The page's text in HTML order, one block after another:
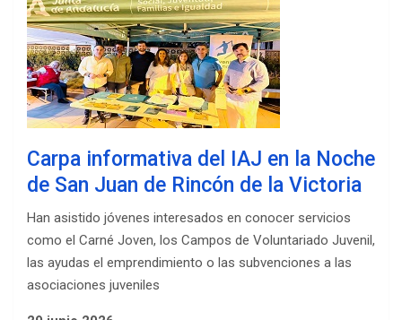
Carpa informativa del IAJ en la Noche
de San Juan de Rincón de la Victoria
Han asistido jóvenes interesados en conocer servicios
como el Carné Joven, los Campos de Voluntariado Juvenil,
las ayudas el emprendimiento o las subvenciones a las
asociaciones juveniles